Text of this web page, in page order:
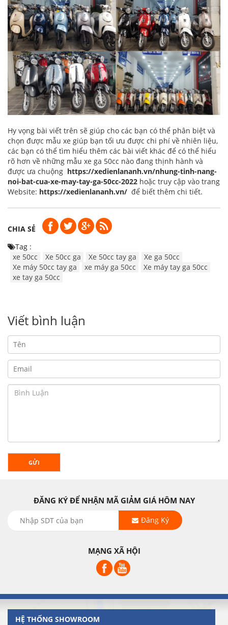
Hy vọng bài viết trên sẽ giúp cho các bạn có thể phân biệt và
chọn được mẫu xe giúp bạn tối ưu được chi phí về nhiên liệu,
các bạn có thể tìm hiểu thêm các bài viết khác để có thể hiểu
rõ hơn về những mẫu xe ga 50cc nào đang thịnh hành và
được ưa chuộng https://xedienlananh.vn/nhung-tinh-nang-
noi-bat-cua-xe-may-tay-ga-50cc-2022 hoặc truy cập vào trang
Website: https://xedienlananh.vn/ để biết thêm chi tiết.
CHIA SẺ
Tag :
xe 50cc
Xe 50cc ga Xe 50cc tay ga
Xe ga 50cc
Xe máy 50cc tay ga
xe máy ga 50cc
Xe máy tay ga 50cc
xe tay ga 50cc
Viết bình luận
GỬI
ĐĂNG KÝ ĐỂ NHẬN MÃ GIẢM GIÁ HÔM NAY
Đăng Ký
MẠNG XÃ HỘI
HỆ THỐNG SHOWROOM